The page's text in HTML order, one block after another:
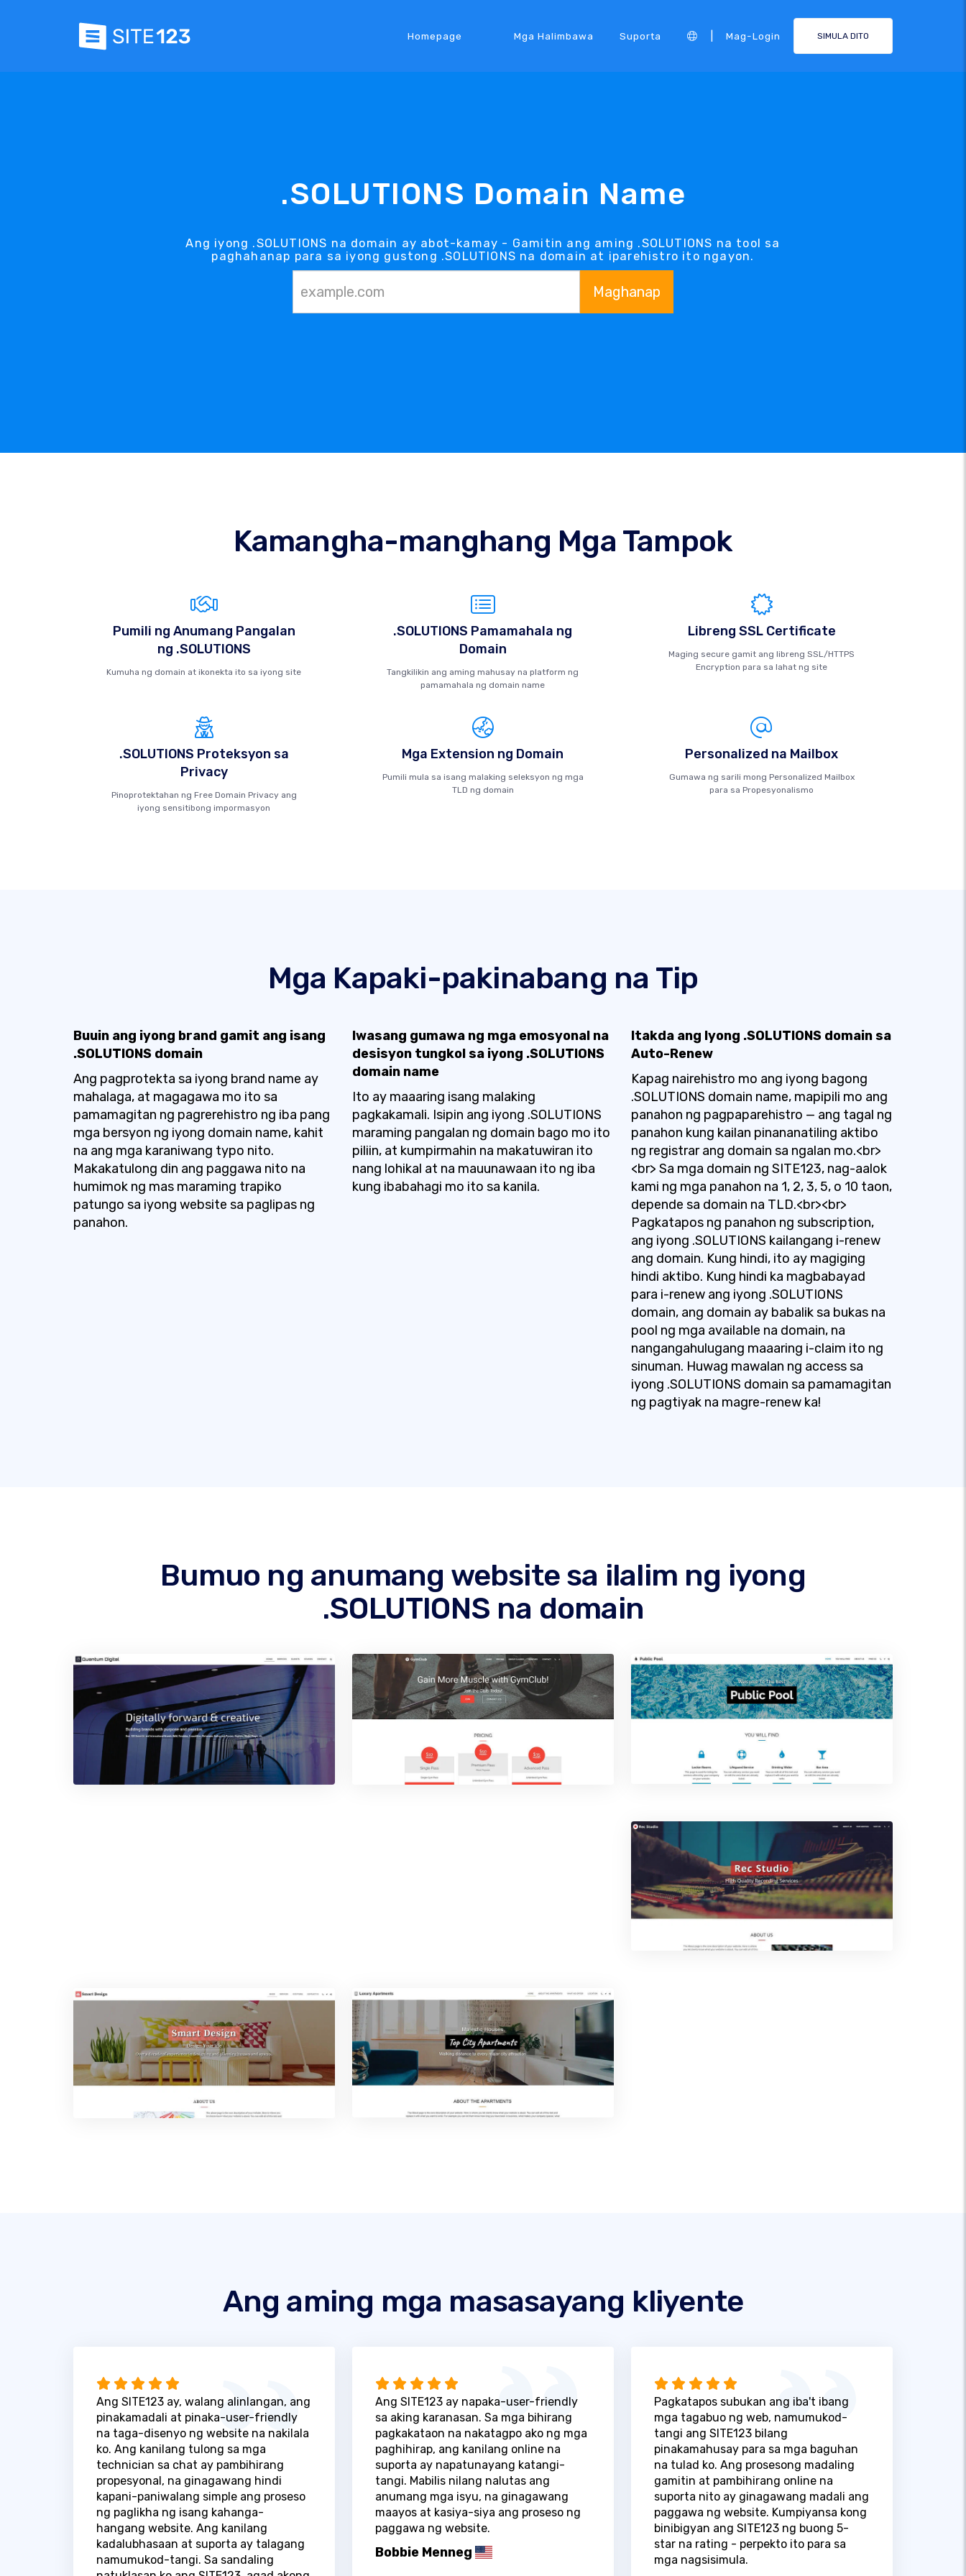
Homepage Mga Halimbawa Suporta Mag-Login SIMULA DITO
.SOLUTIONS Domain Name
Ang iyong .SOLUTIONS na domain ay abot-kamay - Gamitin ang aming .SOLUTIONS na tool sa
paghahanap para sa iyong gustong .SOLUTIONS na domain at iparehistro ito ngayon.
Maghanap
Kamangha-manghang Mga Tampok
Pumili ng Anumang Pangalan
ng .SOLUTIONS
Kumuha ng domain at ikonekta ito sa iyong site
.SOLUTIONS Pamamahala ng
Domain
Tangkilikin ang aming mahusay na platform ng
pamamahala ng domain name
Libreng SSL Certificate
Maging secure gamit ang libreng SSL/HTTPS
Encryption para sa lahat ng site
.SOLUTIONS Proteksyon sa
Privacy
Pinoprotektahan ng Free Domain Privacy ang
iyong sensitibong impormasyon
Mga Extension ng Domain
Pumili mula sa isang malaking seleksyon ng mga
TLD ng domain
Personalized na Mailbox
Gumawa ng sarili mong Personalized Mailbox
para sa Propesyonalismo
Mga Kapaki-pakinabang na Tip
Buuin ang iyong brand gamit ang isang
.SOLUTIONS domain
Ang pagprotekta sa iyong brand name ay
mahalaga, at magagawa mo ito sa
pamamagitan ng pagrerehistro ng iba pang
mga bersyon ng iyong domain name, kahit
na ang mga karaniwang typo nito.
Makakatulong din ang paggawa nito na
humimok ng mas maraming trapiko
patungo sa iyong website sa paglipas ng
panahon.
Iwasang gumawa ng mga emosyonal na
desisyon tungkol sa iyong .SOLUTIONS
domain name
Ito ay maaaring isang malaking
pagkakamali. Isipin ang iyong .SOLUTIONS
maraming pangalan ng domain bago mo ito
piliin, at kumpirmahin na makatuwiran ito
nang lohikal at na mauunawaan ito ng iba
kung ibabahagi mo ito sa kanila.
Itakda ang Iyong .SOLUTIONS domain sa
Auto-Renew
Kapag nairehistro mo ang iyong bagong
.SOLUTIONS domain name, mapipili mo ang
panahon ng pagpaparehistro — ang tagal ng
panahon kung kailan pinananatiling aktibo
ng registrar ang domain sa ngalan mo.<br>
<br> Sa mga domain ng SITE123, nag-aalok
kami ng mga panahon na 1, 2, 3, 5, o 10 taon,
depende sa domain na TLD.<br><br>
Pagkatapos ng panahon ng subscription,
ang iyong .SOLUTIONS kailangang i-renew
ang domain. Kung hindi, ito ay magiging
hindi aktibo. Kung hindi ka magbabayad
para i-renew ang iyong .SOLUTIONS
domain, ang domain ay babalik sa bukas na
pool ng mga available na domain, na
nangangahulugang maaaring i-claim ito ng
sinuman. Huwag mawalan ng access sa
iyong .SOLUTIONS domain sa pamamagitan
ng pagtiyak na magre-renew ka!
Bumuo ng anumang website sa ilalim ng iyong
.SOLUTIONS na domain
Ang aming mga masasayang kliyente
Ang SITE123 ay, walang alinlangan, ang
pinakamadali at pinaka-user-friendly
na taga-disenyo ng website na nakilala
ko. Ang kanilang tulong sa mga
technician sa chat ay pambihirang
propesyonal, na ginagawang hindi
kapani-paniwalang simple ang proseso
ng paglikha ng isang kahanga-
hangang website. Ang kanilang
kadalubhasaan at suporta ay talagang
namumukod-tangi. Sa sandaling
Ang SITE123 ay napaka-user-friendly
sa aking karanasan. Sa mga bihirang
pagkakataon na nakatagpo ako ng mga
paghihirap, ang kanilang online na
suporta ay napatunayang katangi-
tangi. Mabilis nilang nalutas ang
anumang mga isyu, na ginagawang
maayos at kasiya-siya ang proseso ng
paggawa ng website.
Bobbie Menneg
Pagkatapos subukan ang iba't ibang
mga tagabuo ng web, namumukod-
tangi ang SITE123 bilang
pinakamahusay para sa mga baguhan
na tulad ko. Ang prosesong madaling
gamitin at pambihirang online na
suporta nito ay ginagawang madali ang
paggawa ng website. Kumpiyansa kong
binibigyan ang SITE123 ng buong 5-
star na rating - perpekto ito para sa
mga nagsisimula.